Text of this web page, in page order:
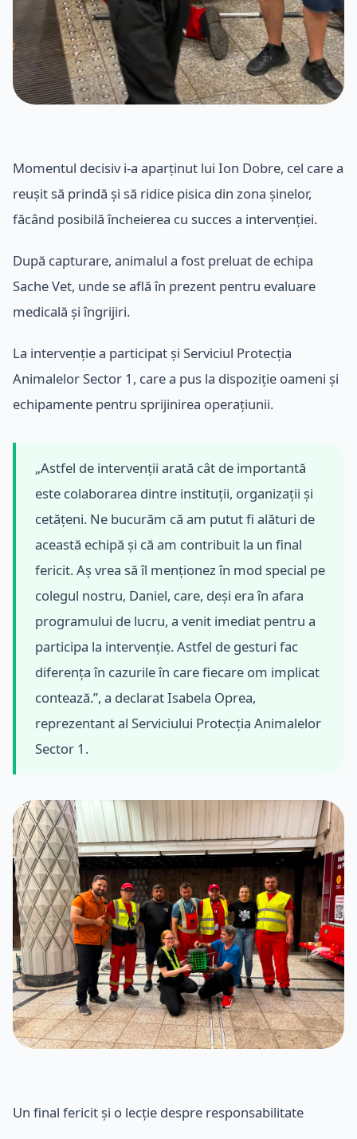
Momentul decisiv i-a aparținut lui Ion Dobre, cel care a
reușit să prindă și să ridice pisica din zona șinelor,
făcând posibilă încheierea cu succes a intervenției.
După capturare, animalul a fost preluat de echipa
Sache Vet, unde se află în prezent pentru evaluare
medicală și îngrijiri.
La intervenție a participat și Serviciul Protecția
Animalelor Sector 1, care a pus la dispoziție oameni și
echipamente pentru sprijinirea operațiunii.
„Astfel de intervenții arată cât de importantă
este colaborarea dintre instituții, organizații și
cetățeni. Ne bucurăm că am putut fi alături de
această echipă și că am contribuit la un final
fericit. Aș vrea să îl menționez în mod special pe
colegul nostru, Daniel, care, deși era în afara
programului de lucru, a venit imediat pentru a
participa la intervenție. Astfel de gesturi fac
diferența în cazurile în care fiecare om implicat
contează.”, a declarat Isabela Oprea,
reprezentant al Serviciului Protecția Animalelor
Sector 1.
Un final fericit și o lecție despre responsabilitate